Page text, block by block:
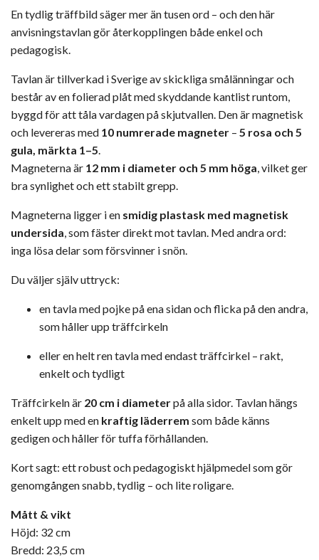
En tydlig träffbild säger mer än tusen ord – och den här
anvisningstavlan gör återkopplingen både enkel och
pedagogisk.
Tavlan är tillverkad i Sverige av skickliga smålänningar och
består av en folierad plåt med skyddande kantlist runtom,
byggd för att tåla vardagen på skjutvallen. Den är magnetisk
och levereras med 10 numrerade magneter – 5 rosa och 5
gula, märkta 1–5.
Magneterna är 12 mm i diameter och 5 mm höga, vilket ger
bra synlighet och ett stabilt grepp.
Magneterna ligger i en smidig plastask med magnetisk
undersida, som fäster direkt mot tavlan. Med andra ord:
inga lösa delar som försvinner i snön.
Du väljer själv uttryck:
en tavla med pojke på ena sidan och flicka på den andra,
som håller upp träffcirkeln
eller en helt ren tavla med endast träffcirkel – rakt,
enkelt och tydligt
Träffcirkeln är 20 cm i diameterpå alla sidor. Tavlan hängs
enkelt upp med en kraftig läderrem som både känns
gedigen och håller för tuffa förhållanden.
Kort sagt: ett robust och pedagogiskt hjälpmedel som gör
genomgången snabb, tydlig – och lite roligare.
Mått & vikt
Höjd: 32 cm
Bredd: 23,5 cm